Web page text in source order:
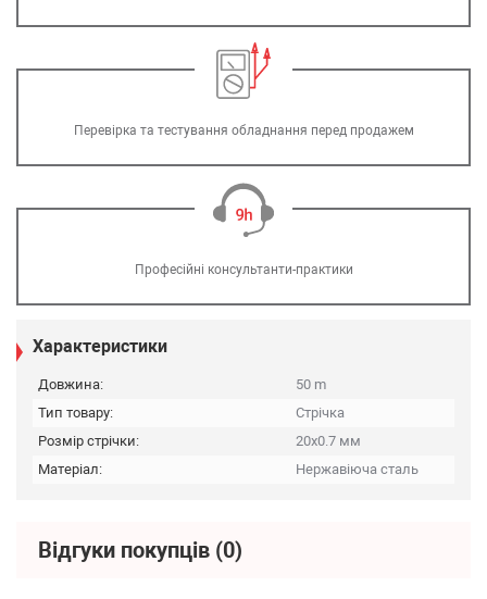
Перевірка та тестування обладнання перед продажем
Професійні консультанти-практики
Характеристики
Довжина:
50 m
Тип товару:
Стрічка
Розмір стрічки:
20х0.7 мм
Матеріал:
Нержавіюча сталь
Відгуки покупців (0)